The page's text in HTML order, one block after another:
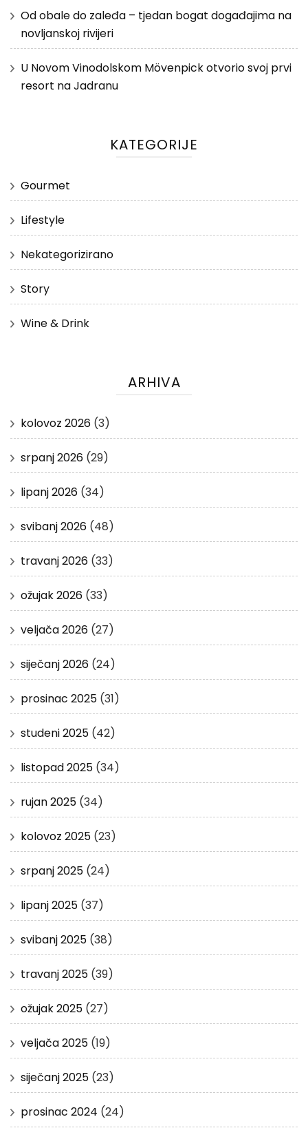
Od obale do zaleđa – tjedan bogat događajima na
novljanskoj rivijeri
U Novom Vinodolskom Mövenpick otvorio svoj prvi
resort na Jadranu
KATEGORIJE
Gourmet
Lifestyle
Nekategorizirano
Story
Wine & Drink
ARHIVA
kolovoz 2026 (3)
srpanj 2026 (29)
lipanj 2026 (34)
svibanj 2026 (48)
travanj 2026 (33)
ožujak 2026 (33)
veljača 2026 (27)
siječanj 2026 (24)
prosinac 2025 (31)
studeni 2025 (42)
listopad 2025 (34)
rujan 2025 (34)
kolovoz 2025 (23)
srpanj 2025 (24)
lipanj 2025 (37)
svibanj 2025 (38)
travanj 2025 (39)
ožujak 2025 (27)
veljača 2025 (19)
siječanj 2025 (23)
prosinac 2024 (24)